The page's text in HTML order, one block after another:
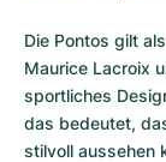
Die Pontos gilt
Maurice Lacroix
sportliches
das bedeutet,
stilvoll aussehen